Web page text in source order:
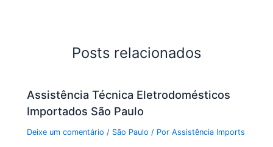
Posts relacionados
Assistência Técnica Eletrodomésticos
Importados São Paulo
Deixe um comentário / São Paulo / PorAssistência Imports